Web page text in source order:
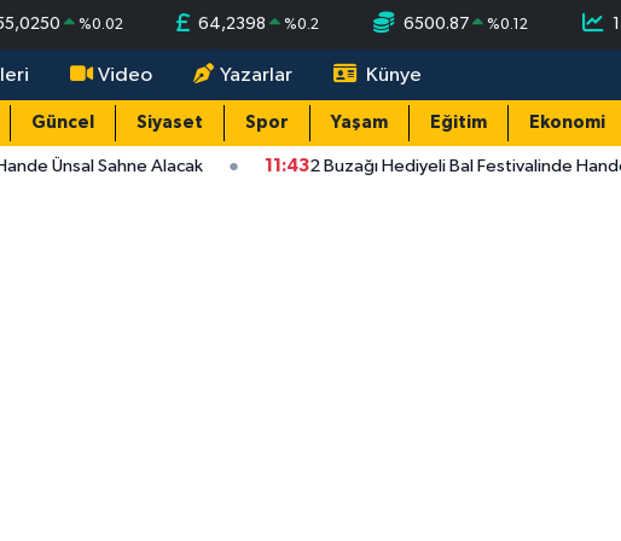
%0.02 64,2398 %0.2 6500.87 %0.12
Video Yazarlar Künye
Güncel Siyaset Spor Yaşam Eğitim Ekonomi
Ünsal Sahne Alacak 11:432 Buzağı Hediyeli Bal Festivalinde Hande